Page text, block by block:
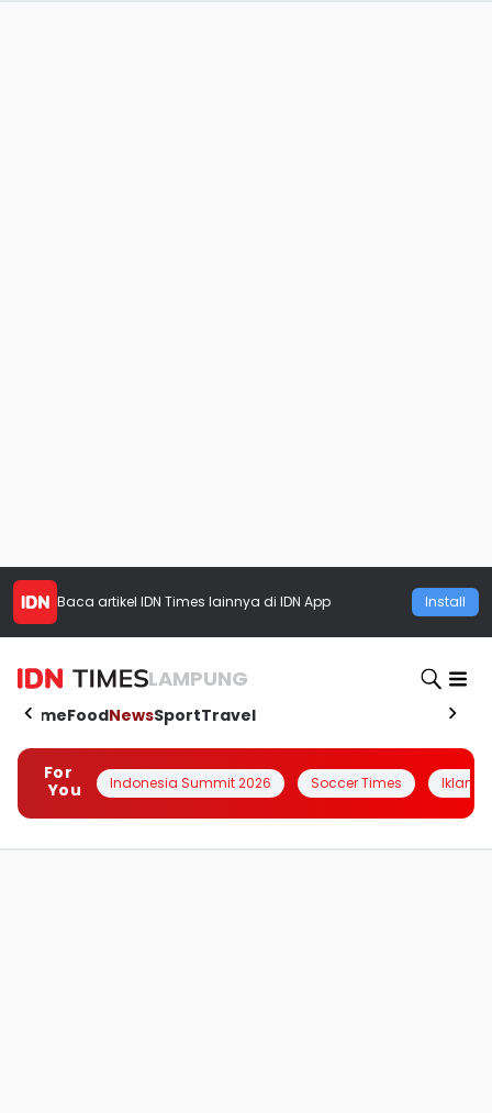
Baca artikel IDN Times lainnya di IDN App Install
LAMPUNG
HomeFoodNewsSportTravel
For
You
Indonesia Summit 2026 Soccer Times Iklanin